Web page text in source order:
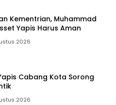
Kementrian, Muhammad
Yapis Harus Aman
2026
Cabang Kota Sorong
2026